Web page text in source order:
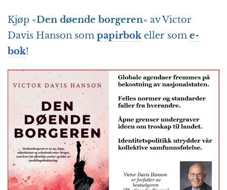
Kjøp «Den døende borgeren» av Victor
Davis Hanson som papirbok eller som e-
bok!